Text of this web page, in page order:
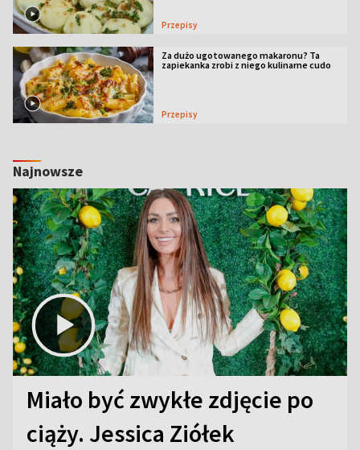
Przepisy
Za dużo ugotowanego makaronu? Ta
zapiekanka zrobi z niego kulinarne cudo
Przepisy
Najnowsze
Miało być zwykłe zdjęcie po
ciąży. Jessica Ziółek